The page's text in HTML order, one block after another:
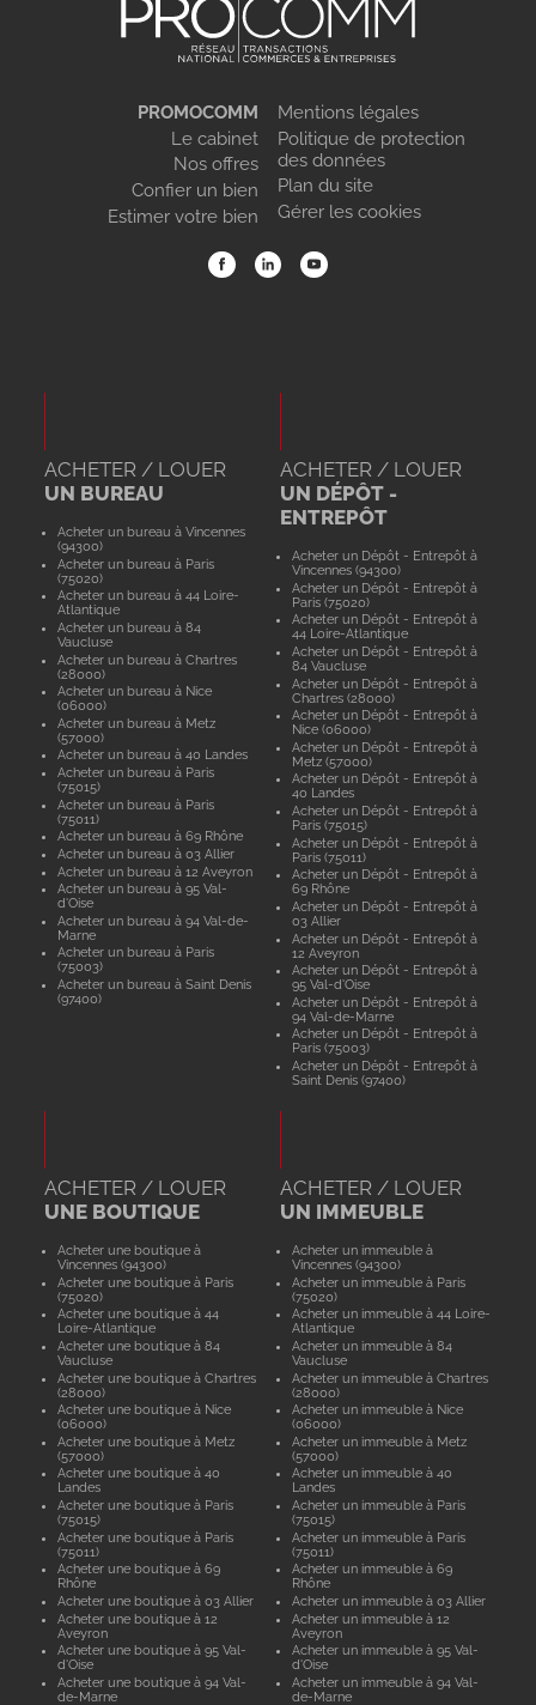
PROMOCOMM
Le cabinet
Nos offres
Confier un bien
Estimer votre bien
Mentions légales
Politique de protection
des données
Plan du site
Gérer les cookies
ACHETER / LOUER
UN BUREAU
Acheter un bureau à Vincennes
(94300)
Acheter un bureau à Paris
(75020)
Acheter un bureau à 44 Loire-
Atlantique
Acheter un bureau à 84
Vaucluse
Acheter un bureau à Chartres
(28000)
Acheter un bureau à Nice
(06000)
Acheter un bureau à Metz
(57000)
Acheter un bureau à 40 Landes
Acheter un bureau à Paris
(75015)
Acheter un bureau à Paris
(75011)
Acheter un bureau à 69 Rhône
Acheter un bureau à 03 Allier
Acheter un bureau à 12 Aveyron
Acheter un bureau à 95 Val-
d'Oise
Acheter un bureau à 94 Val-de-
Marne
Acheter un bureau à Paris
(75003)
Acheter un bureau à Saint Denis
(97400)
ACHETER / LOUER
UN DÉPÔT -
ENTREPÔT
Acheter un Dépôt - Entrepôt à
Vincennes (94300)
Acheter un Dépôt - Entrepôt à
Paris (75020)
Acheter un Dépôt - Entrepôt à
44 Loire-Atlantique
Acheter un Dépôt - Entrepôt à
84 Vaucluse
Acheter un Dépôt - Entrepôt à
Chartres (28000)
Acheter un Dépôt - Entrepôt à
Nice (06000)
Acheter un Dépôt - Entrepôt à
Metz (57000)
Acheter un Dépôt - Entrepôt à
40 Landes
Acheter un Dépôt - Entrepôt à
Paris (75015)
Acheter un Dépôt - Entrepôt à
Paris (75011)
Acheter un Dépôt - Entrepôt à
69 Rhône
Acheter un Dépôt - Entrepôt à
03 Allier
Acheter un Dépôt - Entrepôt à
12 Aveyron
Acheter un Dépôt - Entrepôt à
95 Val-d'Oise
Acheter un Dépôt - Entrepôt à
94 Val-de-Marne
Acheter un Dépôt - Entrepôt à
Paris (75003)
Acheter un Dépôt - Entrepôt à
Saint Denis (97400)
ACHETER / LOUER
UNE BOUTIQUE
Acheter une boutique à
Vincennes (94300)
Acheter une boutique à Paris
(75020)
Acheter une boutique à 44
Loire-Atlantique
Acheter une boutique à 84
Vaucluse
Acheter une boutique à Chartres
(28000)
Acheter une boutique à Nice
(06000)
Acheter une boutique à Metz
(57000)
Acheter une boutique à 40
Landes
Acheter une boutique à Paris
(75015)
Acheter une boutique à Paris
(75011)
Acheter une boutique à 69
Rhône
Acheter une boutique à 03 Allier
Acheter une boutique à 12
Aveyron
Acheter une boutique à 95 Val-
d'Oise
Acheter une boutique à 94 Val-
de-Marne
ACHETER / LOUER
UN IMMEUBLE
Acheter un immeuble à
Vincennes (94300)
Acheter un immeuble à Paris
(75020)
Acheter un immeuble à 44 Loire-
Atlantique
Acheter un immeuble à 84
Vaucluse
Acheter un immeuble à Chartres
(28000)
Acheter un immeuble à Nice
(06000)
Acheter un immeuble à Metz
(57000)
Acheter un immeuble à 40
Landes
Acheter un immeuble à Paris
(75015)
Acheter un immeuble à Paris
(75011)
Acheter un immeuble à 69
Rhône
Acheter un immeuble à 03 Allier
Acheter un immeuble à 12
Aveyron
Acheter un immeuble à 95 Val-
d'Oise
Acheter un immeuble à 94 Val-
de-Marne